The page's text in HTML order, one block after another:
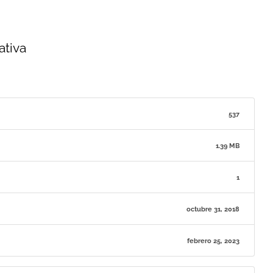
537
1.39 MB
1
octubre 31, 2018
febrero 25, 2023